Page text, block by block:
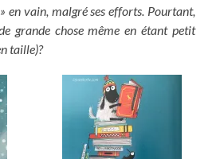
en vain, malgré ses efforts. Pourtant,
grande chose même en étant petit
taille)?